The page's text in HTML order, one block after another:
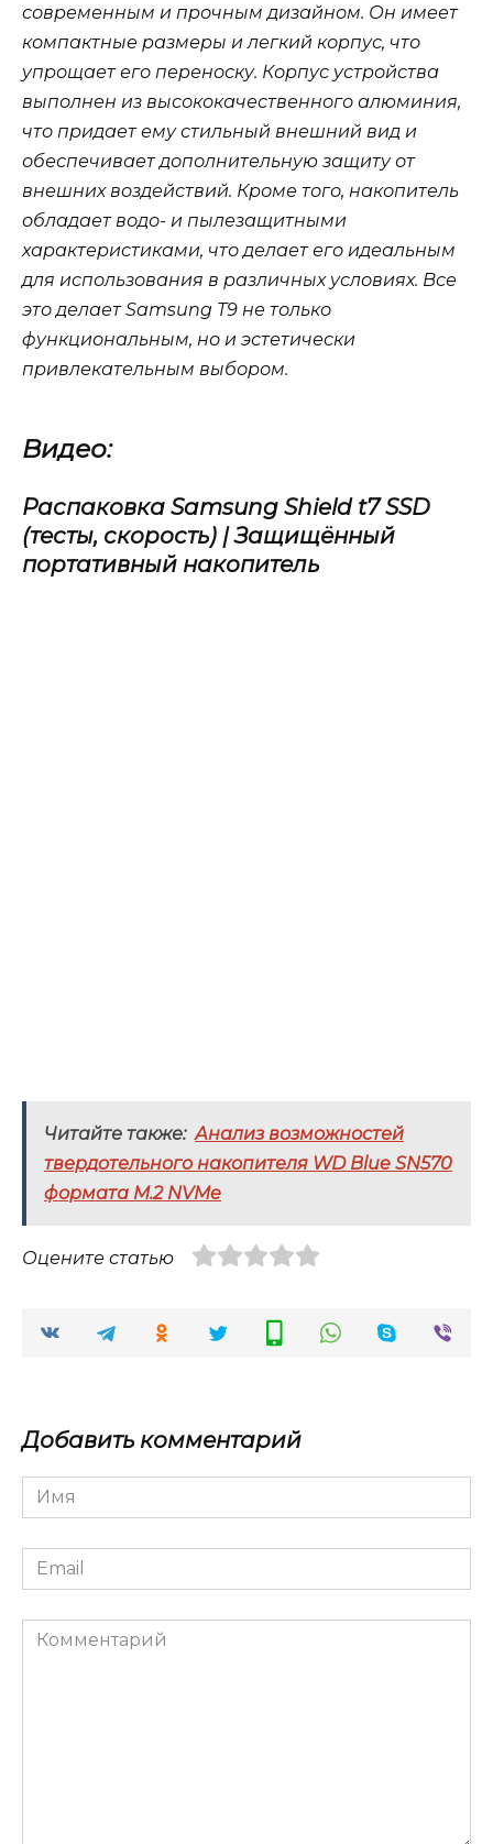
современным и прочным дизайном. Он имеет
компактные размеры и легкий корпус, что
упрощает его переноску. Корпус устройства
выполнен из высококачественного алюминия,
что придает ему стильный внешний вид и
обеспечивает дополнительную защиту от
внешних воздействий. Кроме того, накопитель
обладает водо- и пылезащитными
характеристиками, что делает его идеальным
для использования в различных условиях. Все
это делает Samsung T9 не только
функциональным, но и эстетически
привлекательным выбором.
Видео:
Распаковка Samsung Shield t7 SSD
(тесты, скорость) | Защищённый
портативный накопитель
Читайте также: Анализ возможностей
твердотельного накопителя WD Blue SN570
формата M.2 NVMe
Оцените статью
Добавить комментарий
Имя
*
Email
*
Комментарий